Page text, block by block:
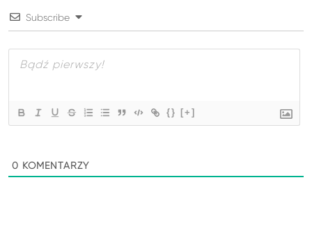
Subscribe
{} [+]
0 KOMENTARZY